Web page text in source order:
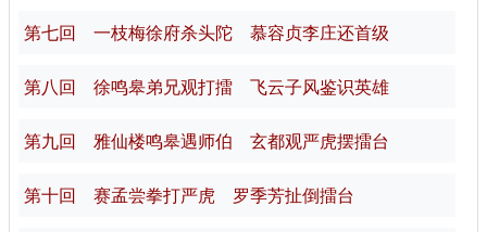
第七回 一枝梅徐府杀头陀 慕容贞李庄还首级
第八回 徐鸣皋弟兄观打擂 飞云子风鉴识英雄
第九回 雅仙楼鸣皋遇师伯 玄都观严虎摆擂台
第十回 赛孟尝拳打严虎 罗季芳扯倒擂台